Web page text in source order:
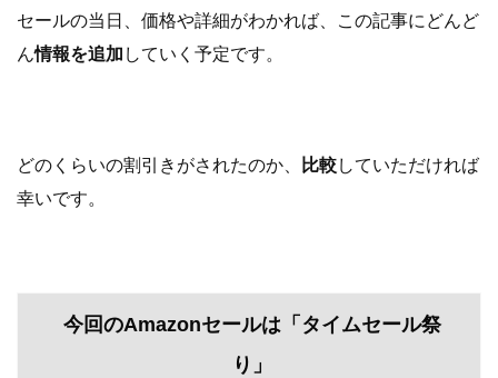
セールの当日、価格や詳細がわかれば、この記事にどんど
ん情報を追加していく予定です。
どのくらいの割引きがされたのか、 比較していただければ
幸いです。
今回のAmazonセールは「タイムセール祭
り」